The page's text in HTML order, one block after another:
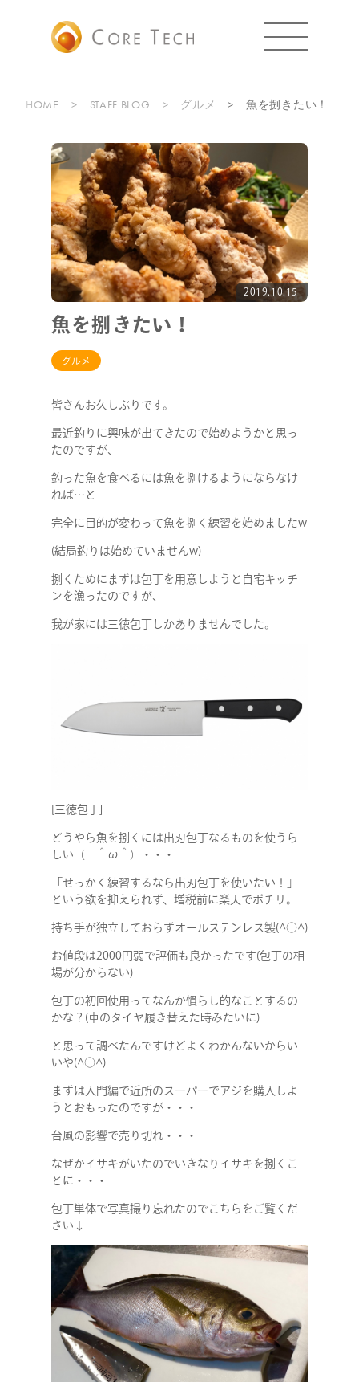
HOME STAFF BLOG グルメ 魚を捌きたい！
2019.10.15
魚を捌きたい！
グルメ
皆さんお久しぶりです。
最近釣りに興味が出てきたので始めようかと思っ
たのですが、
釣った魚を食べるには魚を捌けるようにならなけ
れば…と
完全に目的が変わって魚を捌く練習を始めましたw
(結局釣りは始めていませんw)
捌くためにまずは包丁を用意しようと自宅キッチ
ンを漁ったのですが、
我が家には三徳包丁しかありませんでした。
[三徳包丁]
どうやら魚を捌くには出刃包丁なるものを使うら
しい（ ＾ω＾）・・・
「せっかく練習するなら出刃包丁を使いたい！」
という欲を抑えられず、増税前に楽天でポチリ。
持ち手が独立しておらずオールステンレス製(^○^)
お値段は2000円弱で評価も良かったです(包丁の相
場が分からない)
包丁の初回使用ってなんか慣らし的なことするの
かな？(車のタイヤ履き替えた時みたいに)
と思って調べたんですけどよくわかんないからい
いや(^○^)
まずは入門編で近所のスーパーでアジを購入しよ
うとおもったのですが・・・
台風の影響で売り切れ・・・
なぜかイサキがいたのでいきなりイサキを捌くこ
とに・・・
包丁単体で写真撮り忘れたのでこちらをご覧くだ
さい↓